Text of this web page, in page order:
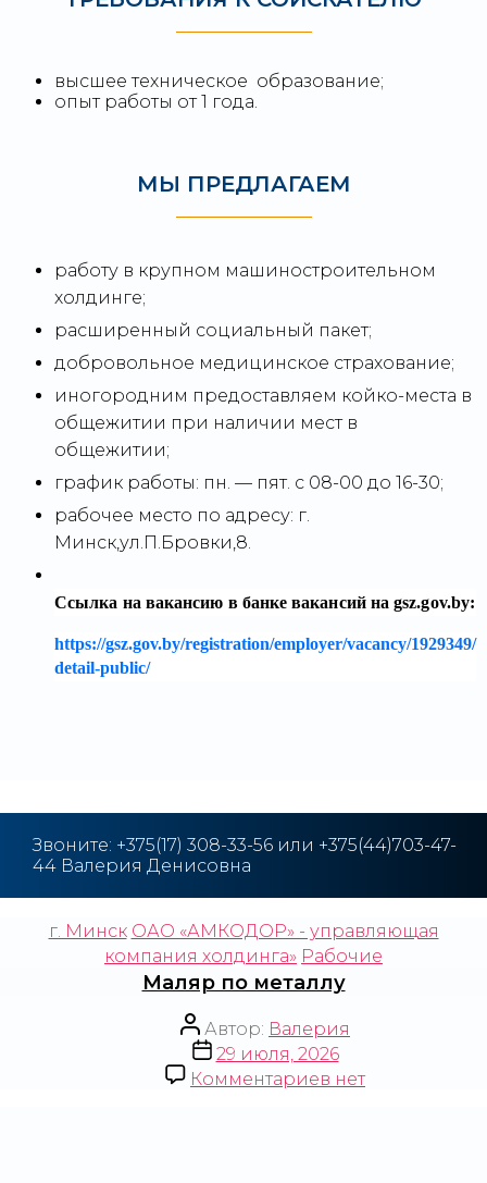
высшее техническое образование;
опыт работы от 1 года.
МЫ ПРЕДЛАГАЕМ
работу в крупном машиностроительном
холдинге;
расширенный социальный пакет;
добровольное медицинское страхование;
иногородним предоставляем койко-места в
общежитии при наличии мест в
общежитии;
график работы: пн. — пят. с 08-00 до 16-30;
рабочее место по адресу: г.
Минск,ул.П.Бровки,8.
Ссылка на вакансию в банке вакансий на gsz.gov.⁣by:
https://gsz.gov.by/registration/employer/vacancy/1929349/
detail-public/
Звоните: +375(17) 308-33-56 или +375(44)703-47-
44 Валерия Денисовна
г. Минск ОАО «АМКОДОР» - управляющая
компания холдинга» Рабочие
Маляр по металлу
Автор: Валерия
29 июля, 2026
Комментариев нет